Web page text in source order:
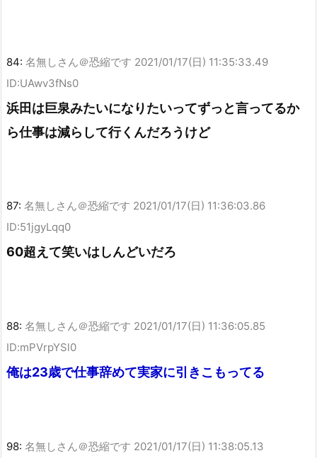
84: 名無しさん＠恐縮です 2021/01/17(日) 11:35:33.49
ID:UAwv3fNs0
浜田は巨泉みたいになりたいってずっと言ってるか
ら仕事は減らして行くんだろうけど
87: 名無しさん＠恐縮です 2021/01/17(日) 11:36:03.86
ID:51jgyLqq0
60超えて笑いはしんどいだろ
88: 名無しさん＠恐縮です 2021/01/17(日) 11:36:05.85
ID:mPVrpYSl0
俺は23歳で仕事辞めて実家に引きこもってる
98: 名無しさん＠恐縮です 2021/01/17(日) 11:38:05.13